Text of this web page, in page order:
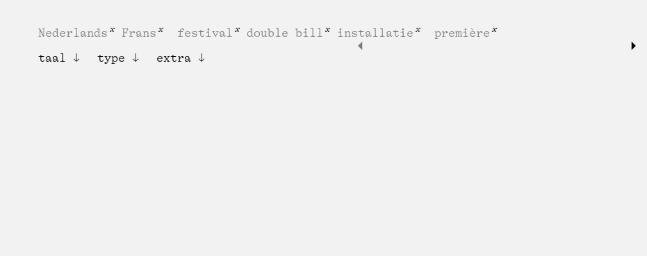
Nederlands Frans festival double bill installatie
première
taal
type extra